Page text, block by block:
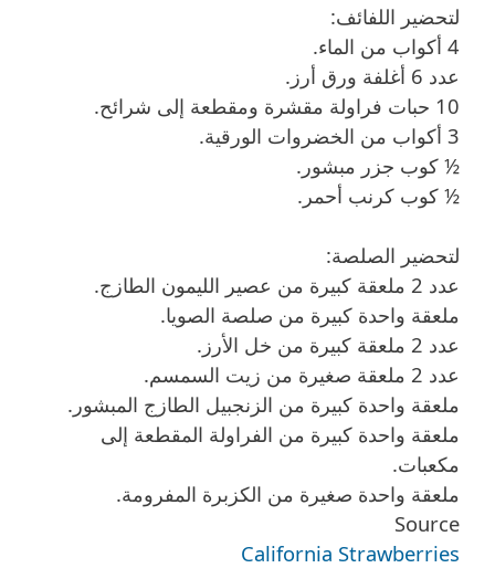
لتحضير اللفائف:
4 أكواب من الماء.
عدد 6 أغلفة ورق أرز.
10 حبات فراولة مقشرة ومقطعة إلى شرائح.
3 أكواب من الخضروات الورقية.
½ كوب جزر مبشور.
½ كوب كرنب أحمر.
لتحضير الصلصة:
عدد 2 ملعقة كبيرة من عصير الليمون الطازج.
ملعقة واحدة كبيرة من صلصة الصويا.
عدد 2 ملعقة كبيرة من خل الأرز.
عدد 2 ملعقة صغيرة من زيت السمسم.
ملعقة واحدة كبيرة من الزنجبيل الطازج المبشور.
ملعقة واحدة كبيرة من الفراولة المقطعة إلى
مكعبات.
ملعقة واحدة صغيرة من الكزبرة المفرومة.
Source
California Strawberries